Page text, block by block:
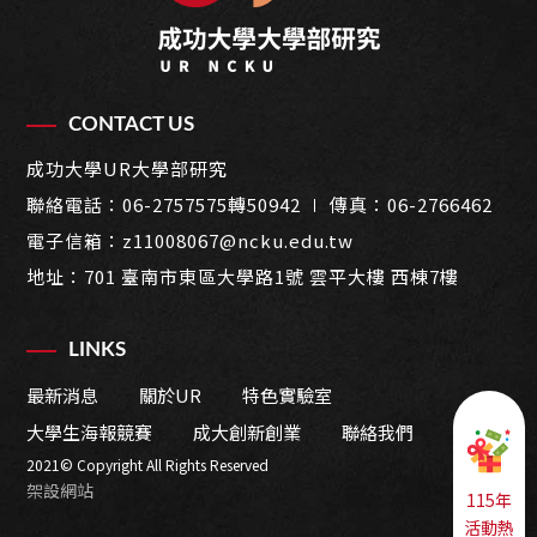
CONTACT US
成功大學UR大學部研究
聯絡電話：06-2757575轉50942 ∣ 傳真：06-2766462
電子信箱： z11008067@ncku.edu.tw
地址： 701 臺南市東區大學路1號 雲平大樓 西棟7樓
LINKS
最新消息 關於UR
特色實驗室
大學生海報競賽
成大創新創業 聯絡我們
2021© Copyright All Rights Reserved
架設網站
115年
活動熱